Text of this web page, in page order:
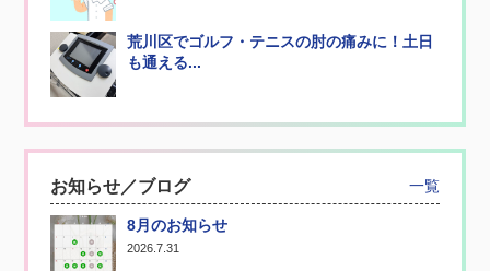
荒川区でゴルフ・テニスの肘の痛みに！土日
も通える...
お知らせ／ブログ 一覧
8月のお知らせ
2026.7.31